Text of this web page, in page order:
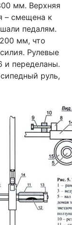
мм. Верхняя
– смещена к
педалям.
мм, что
Рулевые
и переделаны.
руль,